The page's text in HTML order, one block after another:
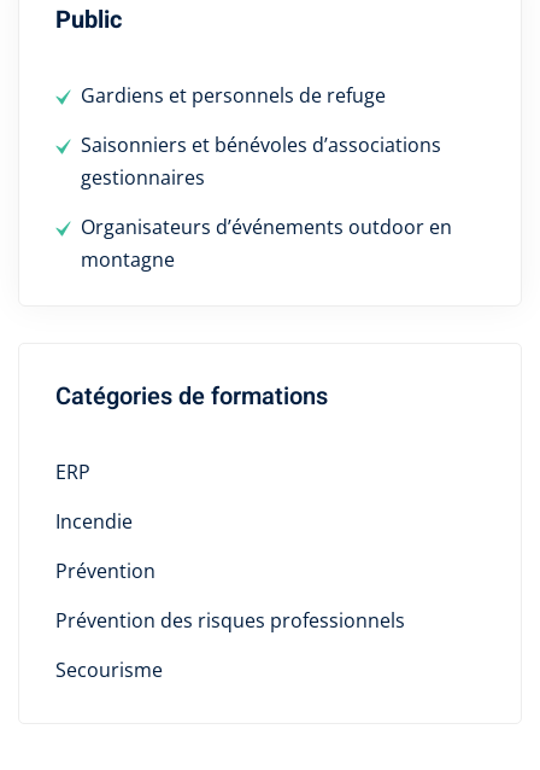
Public
Gardiens et personnels de refuge
Saisonniers et bénévoles d’associations
gestionnaires
Organisateurs d’événements outdoor en
montagne
Catégories de formations
ERP
Incendie
Prévention
Prévention des risques professionnels
Secourisme